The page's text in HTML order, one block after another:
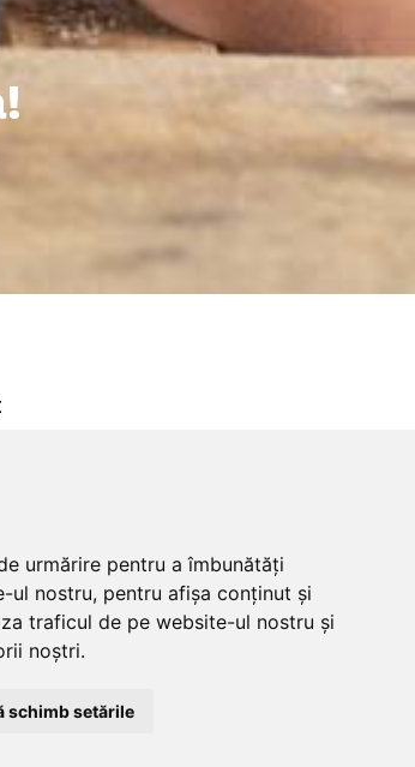
urmărire pentru a îmbunătăți
ul nostru, pentru afișa conținut și
traficul de pe website-ul nostru și
noștri.
schimb setările
Termeni si conditii